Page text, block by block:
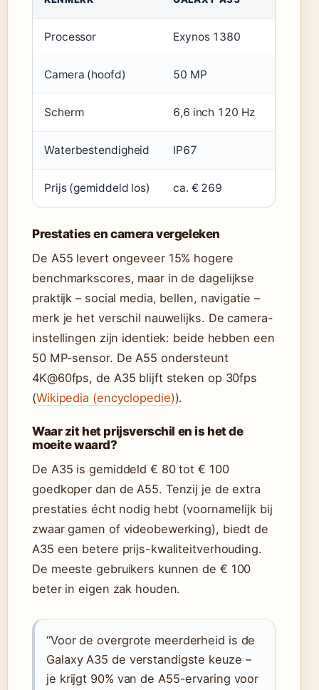
Processor Exynos 1380
Camera (hoofd) 50 MP
Scherm 6,6 inch 120 Hz
Waterbestendigheid IP67
Prijs (gemiddeld los) ca. € 269
Prestaties en camera vergeleken
De A55 levert ongeveer 15% hogere
benchmarkscores, maar in de dagelijkse
praktijk – social media, bellen, navigatie –
merk je het verschil nauwelijks. De camera-
instellingen zijn identiek: beide hebben een
50 MP-sensor. De A55 ondersteunt
4K@60fps, de A35 blijft steken op 30fps
(Wikipedia (encyclopedie)).
Waar zit het prijsverschil en is het de
moeite waard?
De A35 is gemiddeld € 80 tot € 100
goedkoper dan de A55. Tenzij je de extra
prestaties écht nodig hebt (voornamelijk bij
zwaar gamen of videobewerking), biedt de
A35 een betere prijs-kwaliteitverhouding.
De meeste gebruikers kunnen de € 100
beter in eigen zak houden.
“Voor de overgrote meerderheid is de
Galaxy A35 de verstandigste keuze –
je krijgt 90% van de A55-ervaring voor